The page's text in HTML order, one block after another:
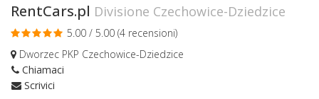
RentCars.pl Divisione Czechowice-Dziedzice
5.00 / 5.00 (4 recensioni)
Dworzec PKP Czechowice-Dziedzice
Chiamaci
Scrivici